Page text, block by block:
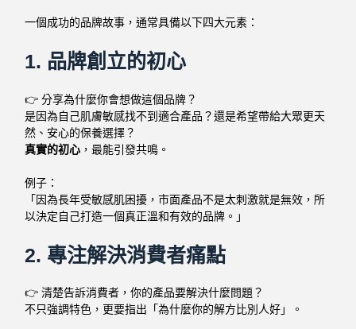
一個成功的品牌故事，通常具備以下四大元素：
1. 品牌創立的初心
👉 分享為什麼你會想做這個品牌？
是因為自己肌膚敏感找不到適合產品？還是希望帶給大眾更天
然、安心的保養選擇？
真實的初心 ，最能引發共鳴。
例子：
「因為長年受敏感肌困擾，市面產品不是太刺激就是無效，所
以決定自己打造一個真正溫和有效的品牌。」
2. 專注解決消費者痛點
👉 清楚告訴消費者，你的產品要解決什麼問題？
不只強調特色，更要指出「為什麼你的解方比別人好」。